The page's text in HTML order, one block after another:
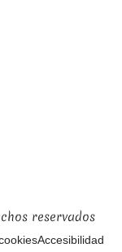
reservados
Accesibilidad